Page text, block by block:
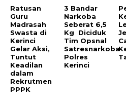
Ratusan
Guru
Madrasah
Swasta di
Kerinci
Gelar Aksi,
Tuntut
Keadilan
dalam
Rekrutmen
PPPK
3 Bandar
Narkoba
Seberat 6,5
Kg Diciduk
Tim Opsnal
Satresnarkoba
Polres
Kerinci